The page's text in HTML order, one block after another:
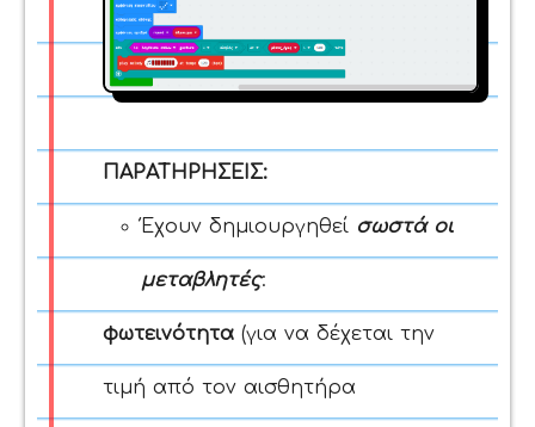
ΠΑΡΑΤΗΡΗΣΕΙΣ:
Έχουν δημιουργηθεί σωστά οι
μεταβλητές:
φωτεινότητα (για να δέχεται την
τιμή από τον αισθητήρα